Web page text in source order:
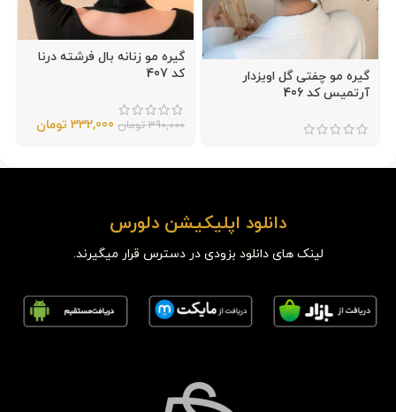
گیره مو چفتی گل اویزدار
آرتمیس کد 406
گیره مو زنانه بال فرشته درنا
کد 407
390,000 تومان 332,000 تومان
دانلود اپلیکیشن دلورس
لینک های دانلود بزودی در دسترس قرار میگیرند.